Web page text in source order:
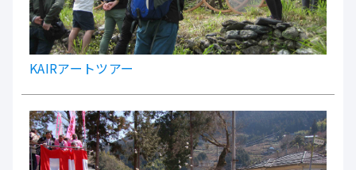
KAIRアートツアー